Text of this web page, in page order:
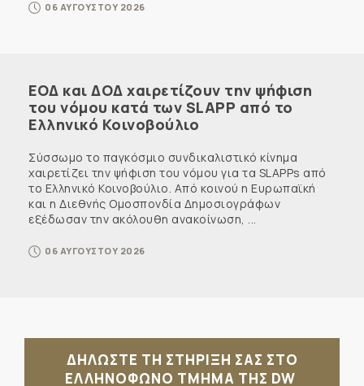
06 ΑΥΓΟΥΣΤΟΥ 2026
ΕΟΔ και ΔΟΔ χαιρετίζουν την ψήφιση
του νόμου κατά των SLAPP από το
Ελληνικό Κοινοβούλιο
Σύσσωμο το παγκόσμιο συνδικαλιστικό κίνημα
χαιρετίζει την ψήφιση του νόμου για τα SLAPPs από
το Ελληνικό Κοινοβούλιο. Από κοινού η Ευρωπαϊκή
και η Διεθνής Ομοσπονδία Δημοσιογράφων
εξέδωσαν την ακόλουθη ανακοίνωση, ...
06 ΑΥΓΟΥΣΤΟΥ 2026
ΔΗΛΩΣΤΕ ΤΗ ΣΤΗΡΙΞΗ ΣΑΣ ΣΤΟ
ΕΛΛΗΝΟΦΩΝΟ ΤΜΗΜΑ ΤΗΣ DW